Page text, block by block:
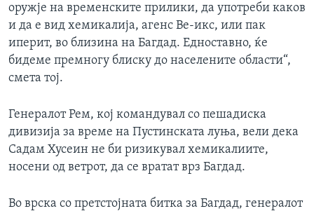
оружје на временските прилики, да употреби каков
и да е вид хемикалија, агенс Ве-икс, или пак
иперит, во близина на Багдад. Едноставно, ќе
бидеме премногу блиску до населените области“,
смета тој.
Генералот Рем, кој командувал со пешадиска
дивизија за време на Пустинската луња, вели дека
Садам Хусеин не би ризикувал хемикалиите,
носени од ветрот, да се вратат врз Багдад.
Во врска со претстојната битка за Багдад, генералот